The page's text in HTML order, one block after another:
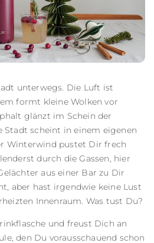
unterwegs. Die Luft ist
formt kleine Wolken vor
glänzt im Schein der
Stadt scheint in einem eigenen
Winterwind pustet Dir frech
durch die Gassen, hier
aus einer Bar zu Dir
aber hast irgendwie keine Lust
Innenraum. Was tust Du?
und freust Dich an
den Du vorausschauend schon